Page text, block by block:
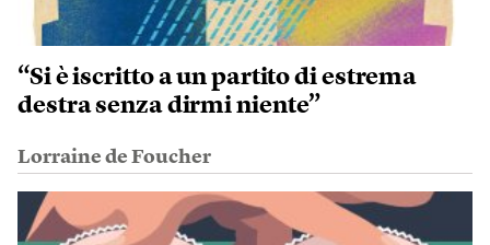
“Si è iscritto a un partito di estrema
destra senza dirmi niente”
Lorraine de Foucher